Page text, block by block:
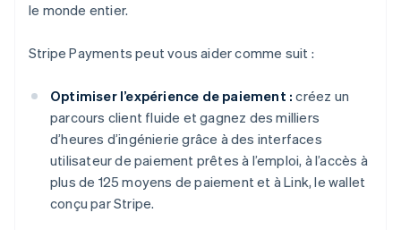
le monde entier.
Stripe Payments peut vous aider comme suit :
Optimiser l’expérience de paiement : créez un
parcours client fluide et gagnez des milliers
d’heures d’ingénierie grâce à des interfaces
utilisateur de paiement prêtes à l’emploi, à l’accès à
plus de 125 moyens de paiement et à Link, le wallet
conçu par Stripe.